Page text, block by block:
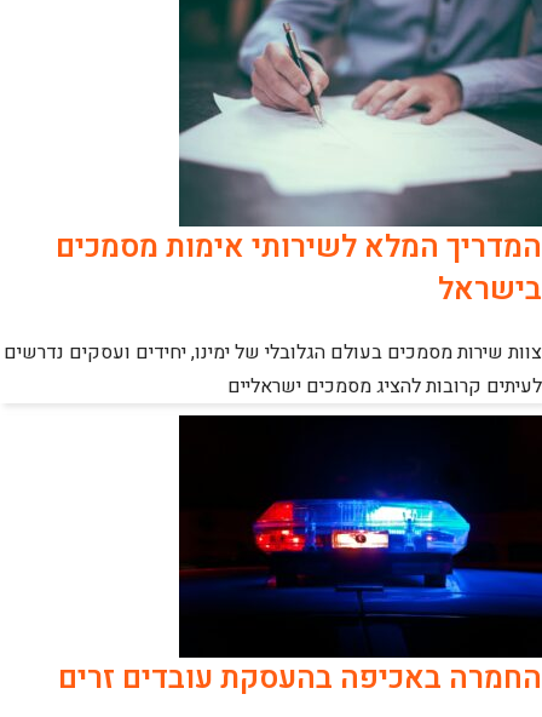
המדריך המלא לשירותי אימות מסמכים
בישראל
צוות שירות מסמכים בעולם הגלובלי של ימינו, יחידים ועסקים נדרשים
לעיתים קרובות להציג מסמכים ישראליים
החמרה באכיפה בהעסקת עובדים זרים